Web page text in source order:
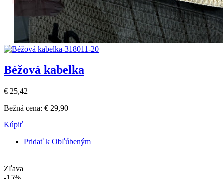
Béžová kabelka
€ 25,42
Bežná cena: € 29,90
Kúpiť
Pridať k Obľúbeným
Zľava
-15%